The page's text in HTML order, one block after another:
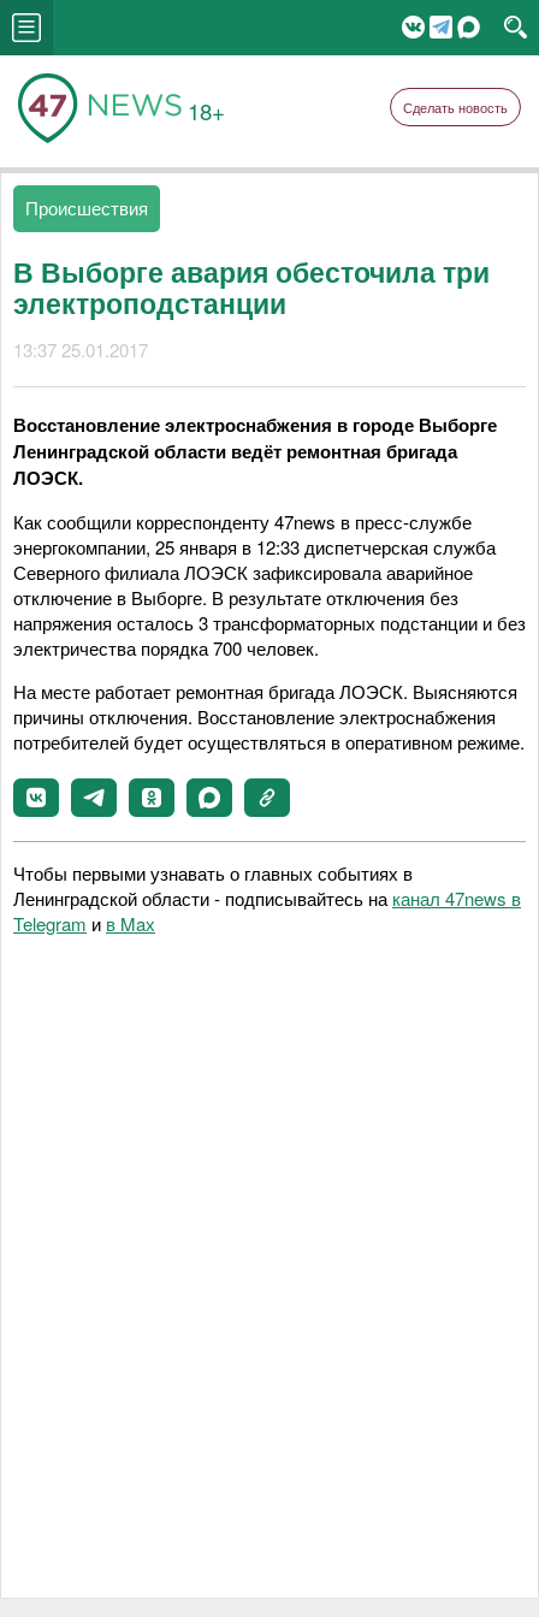
18+ Сделать новость
Происшествия
В Выборге авария обесточила три
электроподстанции
13:37 25.01.2017
Восстановление электроснабжения в городе Выборге
Ленинградской области ведёт ремонтная бригада
ЛОЭСК.
Как сообщили корреспонденту 47news в пресс-службе
энергокомпании, 25 января в 12:33 диспетчерская служба
Северного филиала ЛОЭСК зафиксировала аварийное
отключение в Выборге. В результате отключения без
напряжения осталось 3 трансформаторных подстанции и без
электричества порядка 700 человек.
На месте работает ремонтная бригада ЛОЭСК. Выясняются
причины отключения. Восстановление электроснабжения
потребителей будет осуществляться в оперативном режиме.
Чтобы первыми узнавать о главных событиях в
Ленинградской области - подписывайтесь на канал 47news в
Telegram и в Maх